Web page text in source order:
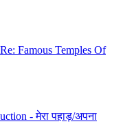
Re: Famous Temples Of
- मेरा पहाड़/अपना